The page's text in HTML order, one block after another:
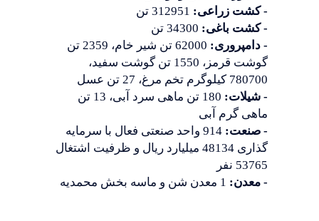
- کشت زراعی: 312951 تن
- کشت باغی: 34300 تن
- دامپروری:
62000 تن شیر خام، 2359 تن
گوشت قرمز، 1550 تن گوشت سفید،
780700 کیلوگرم تخم مرغ، 27 تن عسل
- شیلات:
180 تن ماهی سرد آبی، 13 تن
ماهی گرم آبی
- صنعت:
914 واحد صنعتی فعال با سرمایه
گذاری 48134 میلیارد ریال و ظرفیت اشتغال
53765 نفر
- معدن: 1 معدن شن و ماسه بخش محمدیه